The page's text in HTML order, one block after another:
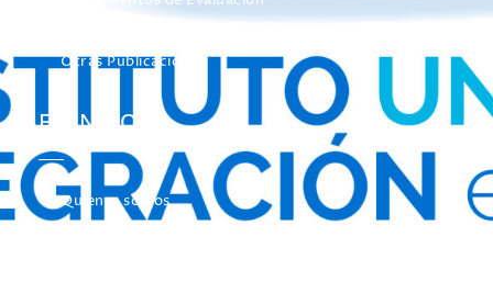
Otras Publicaciones
EL INICO
Quienes somos